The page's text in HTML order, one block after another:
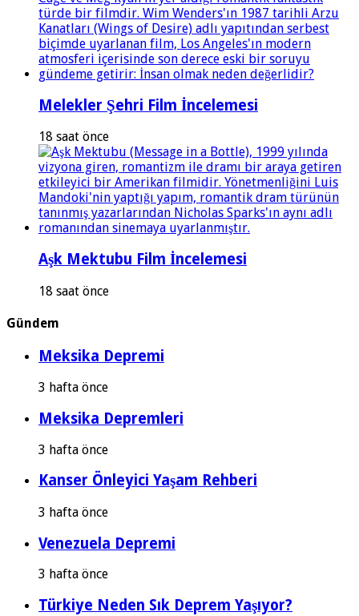
Melekler Şehri Film İncelemesi
18 saat önce
Aşk Mektubu Film İncelemesi
18 saat önce
Gündem
Meksika Depremi
3 hafta önce
Meksika Depremleri
3 hafta önce
Kanser Önleyici Yaşam Rehberi
3 hafta önce
Venezuela Depremi
3 hafta önce
Türkiye Neden Sık Deprem Yaşıyor?